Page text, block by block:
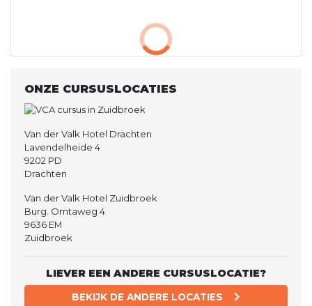
ONZE CURSUSLOCATIES
Van der Valk Hotel Drachten
Lavendelheide 4
9202 PD
Drachten
Van der Valk Hotel Zuidbroek
Burg. Omtaweg 4
9636 EM
Zuidbroek
LIEVER EEN ANDERE CURSUSLOCATIE?
BEKIJK DE ANDERE LOCATIES